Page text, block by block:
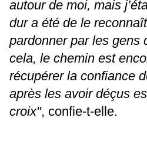
autour de moi, mais
dur a été de le
pardonner par les gens
cela, le chemin est
récupérer la confiance
après les avoir déçus
croix", confie-t-elle.